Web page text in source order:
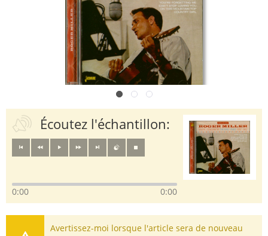
Écoutez l'échantillon:
0:00 0:00
Avertissez-moi lorsque l'article sera de nouveau